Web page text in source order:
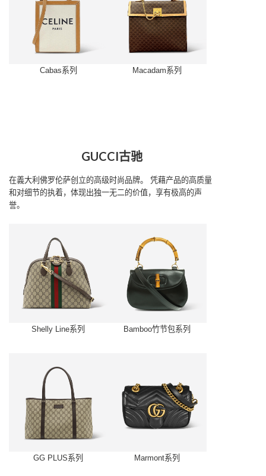
Cabas系列 Macadam系列
GUCCI古驰
在義大利佛罗伦萨创立的高级时尚品牌。 凭藉产品的高质量
和对细节的执着，体现出独一无二的价值，享有极高的声
誉。
Shelly Line系列 Bamboo竹节包系列
GG PLUS系列 Marmont系列